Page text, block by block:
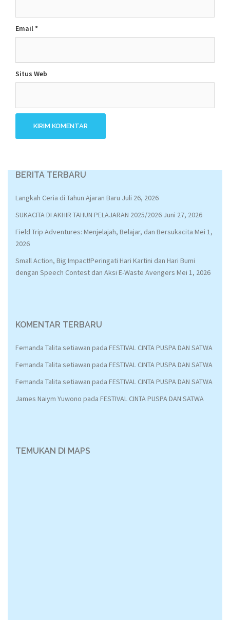
Email*
Situs Web
BERITA TERBARU
Langkah Ceria di Tahun Ajaran Baru Juli 26, 2026
SUKACITA DI AKHIR TAHUN PELAJARAN 2025/2026 Juni 27, 2026
Field Trip Adventures: Menjelajah, Belajar, dan Bersukacita Mei 1,
2026
Small Action, Big Impact!Peringati Hari Kartini dan Hari Bumi
dengan Speech Contest dan Aksi E-Waste Avengers Mei 1, 2026
KOMENTAR TERBARU
Femanda Talita setiawan pada FESTIVAL CINTA PUSPA DAN SATWA
Femanda Talita setiawan pada FESTIVAL CINTA PUSPA DAN SATWA
Femanda Talita setiawan pada FESTIVAL CINTA PUSPA DAN SATWA
James Naiym Yuwono pada FESTIVAL CINTA PUSPA DAN SATWA
TEMUKAN DI MAPS